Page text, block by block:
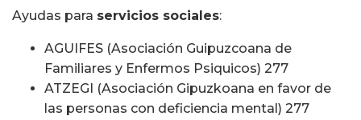
Ayudas para servicios sociales:
AGUIFES (Asociación Guipuzcoana de
Familiares y Enfermos Psiquicos) 277 
ATZEGI (Asociación Gipuzkoana en favor de
las personas con deficiencia mental) 277 